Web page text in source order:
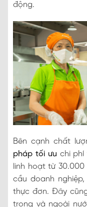
động.
Bên cạnh chất
pháp tối ưu chi phí
linh hoạt từ
cầu doanh
thực đơn. Đây
trong và ngoài